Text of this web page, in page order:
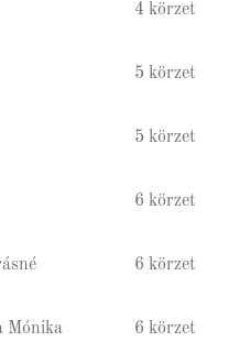
4 körzet
5 körzet
5 körzet
6 körzet
6 körzet
Mónika 6 körzet